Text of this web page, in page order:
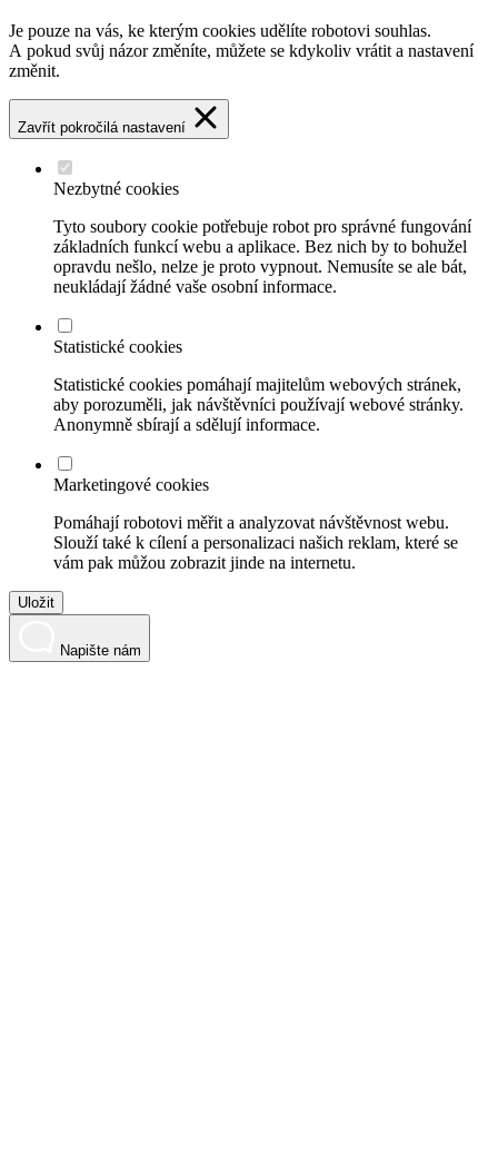
Je pouze na vás, ke kterým cookies udělíte robotovi souhlas.
A pokud svůj názor změníte, můžete se kdykoliv vrátit a nastavení
změnit.
Zavřít pokročilá nastavení
Nezbytné cookies
Tyto soubory cookie potřebuje robot pro správné fungování
základních funkcí webu a aplikace. Bez nich by to bohužel
opravdu nešlo, nelze je proto vypnout. Nemusíte se ale bát,
neukládají žádné vaše osobní informace.
Statistické cookies
Statistické cookies pomáhají majitelům webových stránek,
aby porozuměli, jak návštěvníci používají webové stránky.
Anonymně sbírají a sdělují informace.
Marketingové cookies
Pomáhají robotovi měřit a analyzovat návštěvnost webu.
Slouží také k cílení a personalizaci našich reklam, které se
vám pak můžou zobrazit jinde na internetu.
Uložit
Napište nám